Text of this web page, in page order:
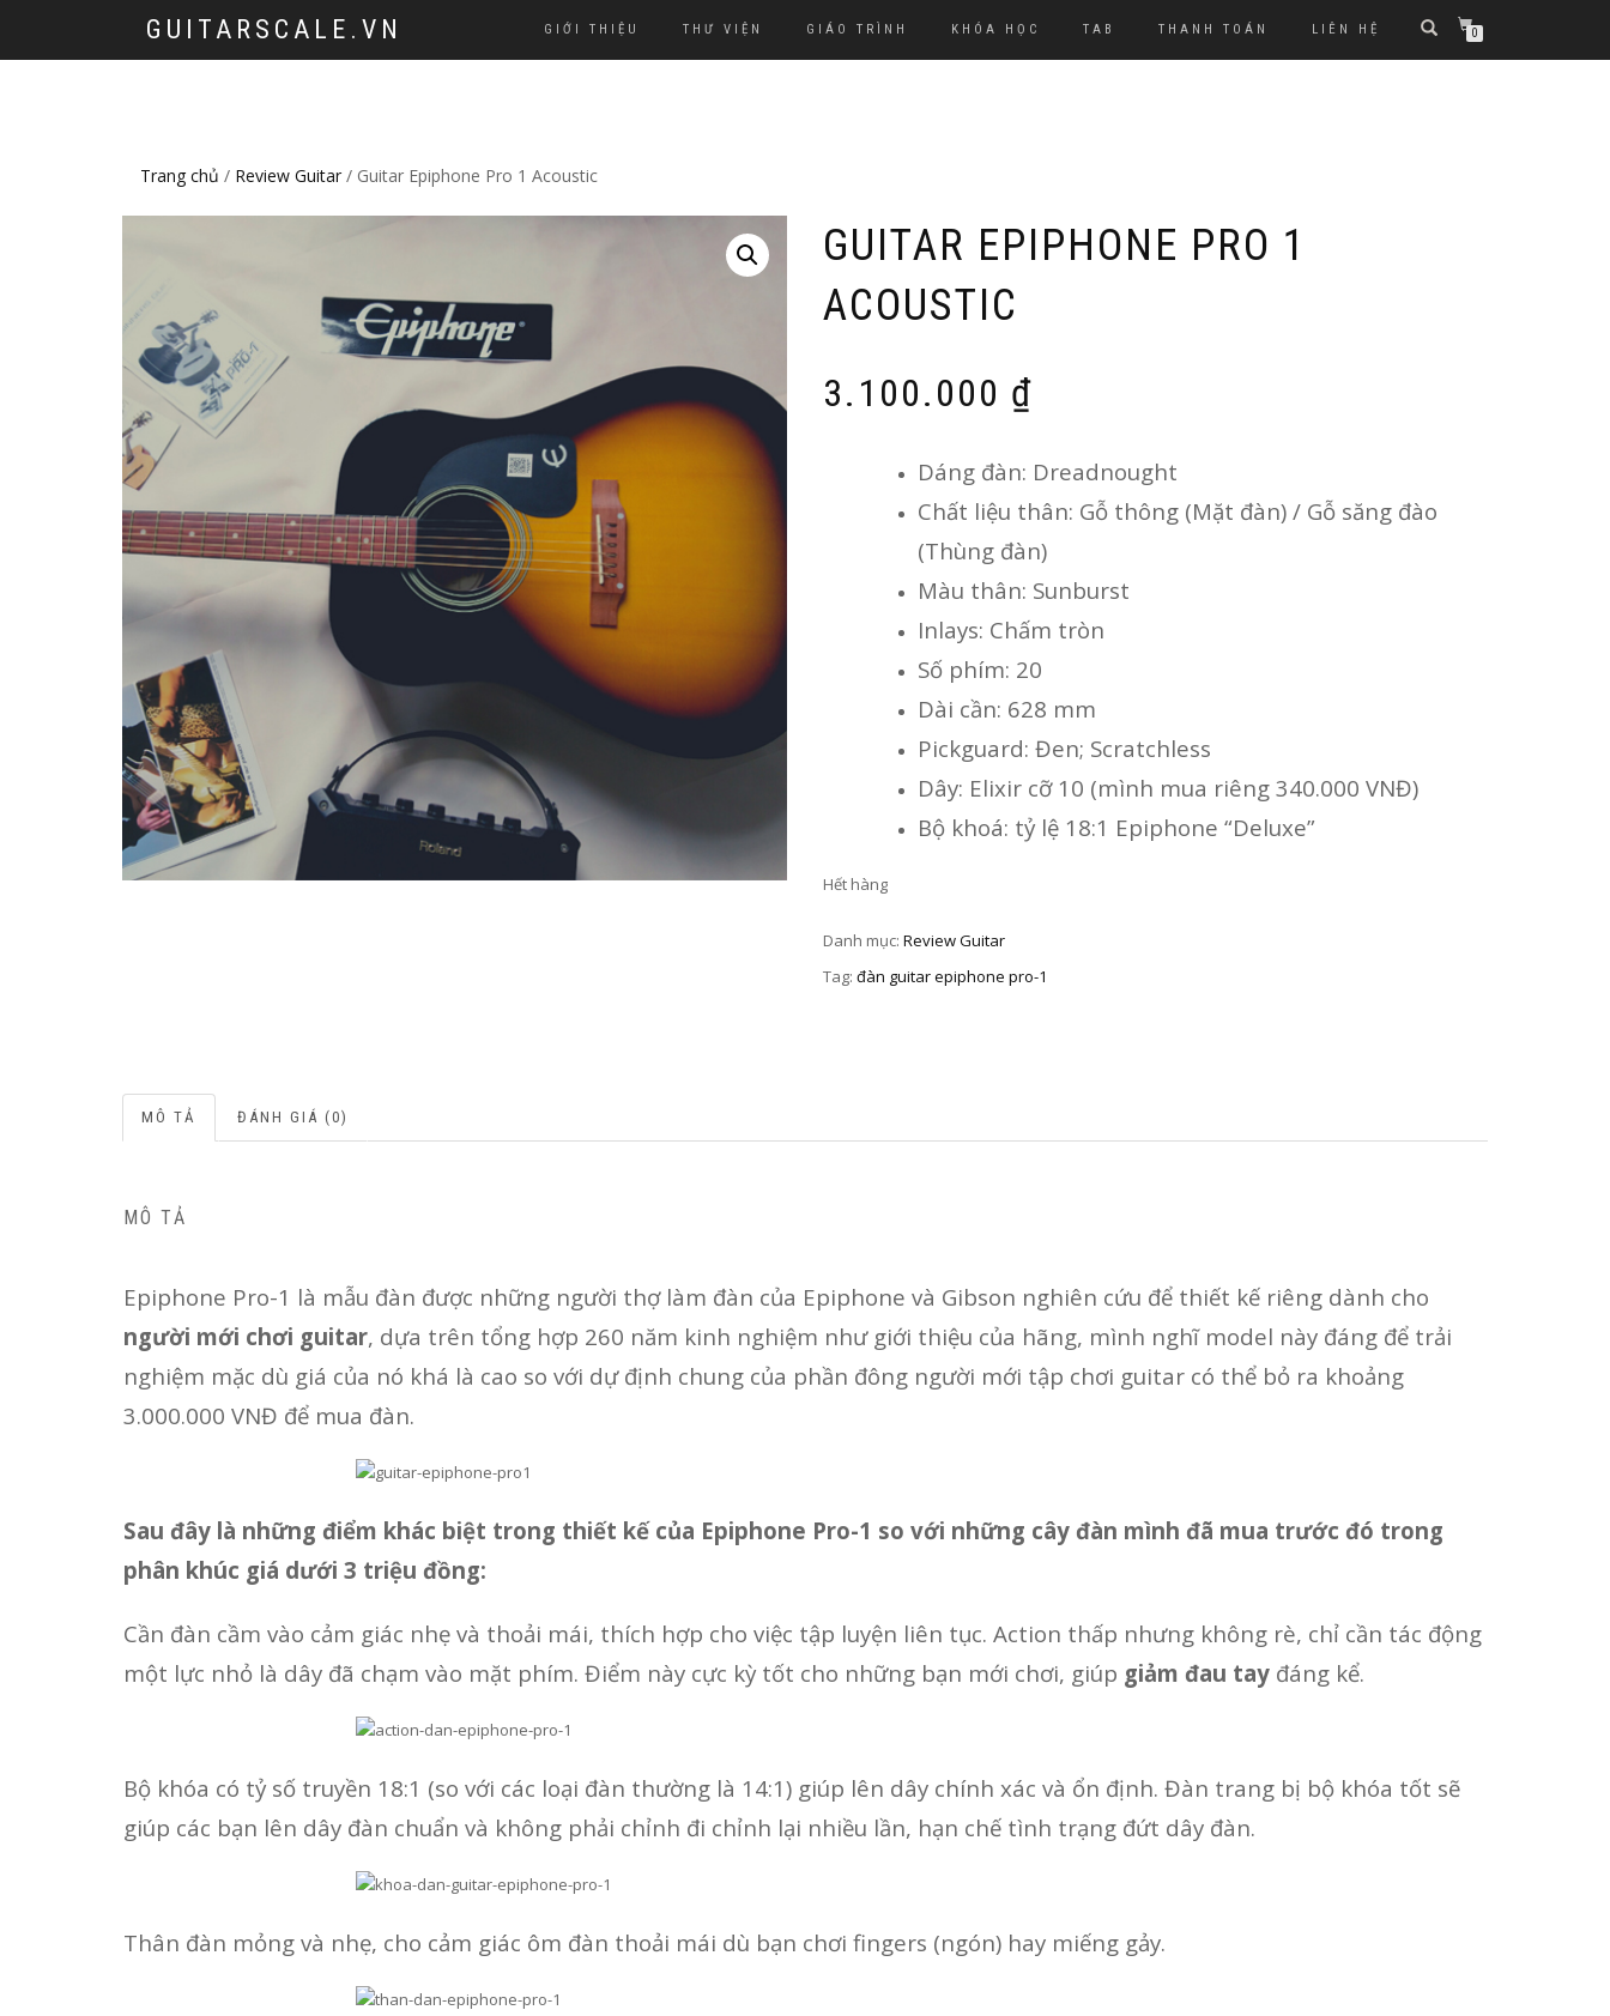
GUITARSCALE.VN GIỚI THIỆU THƯ VIỆN GIÁO TRÌNH KHÓA HỌC TAB THANH TOÁN LIÊN HỆ 0
Trang chủ / Review Guitar / Guitar Epiphone Pro 1 Acoustic
GUITAR EPIPHONE PRO 1
ACOUSTIC
3.100.000 ₫
Dáng đàn: Dreadnought
Chất liệu thân: Gỗ thông (Mặt đàn) / Gỗ săng đào
(Thùng đàn)
Màu thân: Sunburst
Inlays: Chấm tròn
Số phím: 20
Dài cần: 628 mm
Pickguard: Đen; Scratchless
Dây: Elixir cỡ 10 (mình mua riêng 340.000 VNĐ)
Bộ khoá: tỷ lệ 18:1 Epiphone “Deluxe”
Hết hàng
Danh mục: Review Guitar
Tag: đàn guitar epiphone pro-1
MÔ TẢ ĐÁNH GIÁ (0)
MÔ TẢ
Epiphone Pro-1 là mẫu đàn được những người thợ làm đàn của Epiphone và Gibson nghiên cứu để thiết kế riêng dành cho
người mới chơi guitar, dựa trên tổng hợp 260 năm kinh nghiệm như giới thiệu của hãng, mình nghĩ model này đáng để trải
nghiệm mặc dù giá của nó khá là cao so với dự định chung của phần đông người mới tập chơi guitar có thể bỏ ra khoảng
3.000.000 VNĐ để mua đàn.
Sau đây là những điểm khác biệt trong thiết kế của Epiphone Pro-1 so với những cây đàn mình đã mua trước đó trong
phân khúc giá dưới 3 triệu đồng:
Cần đàn cầm vào cảm giác nhẹ và thoải mái, thích hợp cho việc tập luyện liên tục. Action thấp nhưng không rè, chỉ cần tác động
một lực nhỏ là dây đã chạm vào mặt phím. Điểm này cực kỳ tốt cho những bạn mới chơi, giúp giảm đau tay đáng kể.
Bộ khóa có tỷ số truyền 18:1 (so với các loại đàn thường là 14:1) giúp lên dây chính xác và ổn định. Đàn trang bị bộ khóa tốt sẽ
giúp các bạn lên dây đàn chuẩn và không phải chỉnh đi chỉnh lại nhiều lần, hạn chế tình trạng đứt dây đàn.
Thân đàn mỏng và nhẹ, cho cảm giác ôm đàn thoải mái dù bạn chơi fingers (ngón) hay miếng gảy.